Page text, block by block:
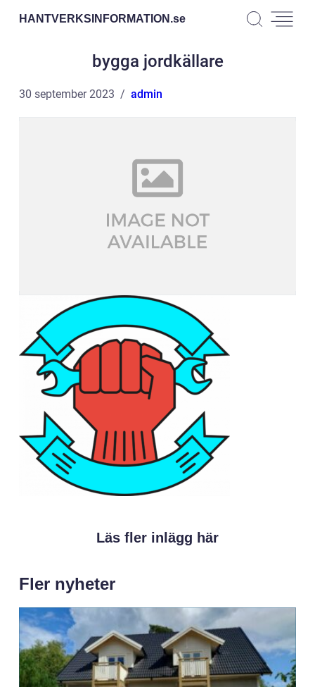
HANTVERKSINFORMATION.se
bygga jordkällare
30 september 2023 admin
Läs fler inlägg här
Fler nyheter